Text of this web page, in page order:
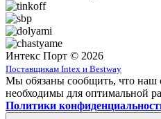
Интекс Порт © 2026
Поставщикам Intex и Bestway
Мы обязаны сообщить, что наш
необходимы для оптимальной
Политики